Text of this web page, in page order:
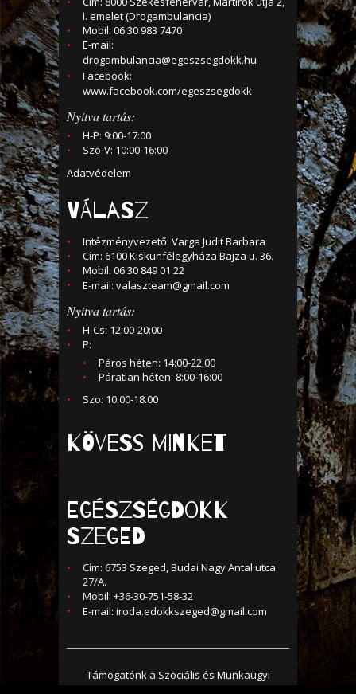
I. emelet (Drogambulancia)
Mobil: 06 30 983 7470
E-mail:
drogambulancia@egeszsegdokk.hu
Facebook:
www.facebook.com/egeszsegdokk
Nyitva tartás:
H-P: 9:00-17:00
Szo-V: 10:00-16:00
Adatvédelem
VÁLASZ
Intézményvezető: Varga Judit Barbara
Cím: 6100 Kiskunfélegyháza Bajza u. 36.
Mobil: 06 30 849 01 22
E-mail: valaszteam@gmail.com
Nyitva tartás:
H-Cs: 12:00-20:00
P:
Páros héten: 14:00-22:00
Páratlan héten: 8:00-16:00
Szo: 10:00-18.00
KÖVESS MINKET
Egészségdokk
Szeged
Cím: 6753 Szeged, Budai Nagy Antal utca
27/A.
Mobil: +36-30-751-58-32
E-mail: iroda.edokkszeged@gmail.com
Támogatónk a Szociális és Munkaügyi